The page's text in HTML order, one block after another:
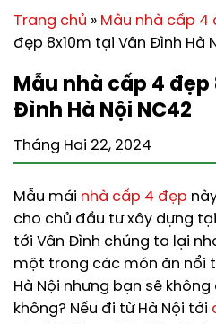
Trang chủ » Mẫu nhà cấp 4
đẹp 8x10m tại Vân Đình Hà
Mẫu nhà cấp 4 đẹp
Đình Hà Nội NC42
Tháng Hai 22, 2024
Mẫu mái nhà cấp 4 đẹp
cho chủ đầu tư xây dựng tại
tới Vân Đình chúng ta lại
một trong các món ăn nổi
Hà Nội nhưng bạn sẽ
không? Nếu đi từ Hà Nội tới